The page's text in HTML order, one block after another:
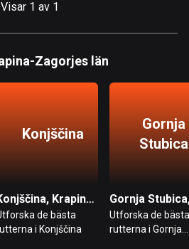
Visar 1 av 1
Zagorjes län
Konjščina
Konjščina, Krapina-Zagorjes län
de bästa
i Konjščina
Gornja
Stubica
Utforska de bästa
rutterna i Gornja